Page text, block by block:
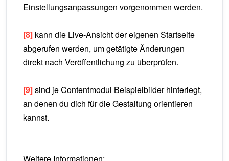
Einstellungsanpassungen vorgenommen werden.
[8] kann die Live-Ansicht der eigenen Startseite
abgerufen werden, um getätigte Änderungen
direkt nach Veröffentlichung zu überprüfen.
[9]sind je Contentmodul Beispielbilder hinterlegt,
an denen du dich für die Gestaltung orientieren
kannst.